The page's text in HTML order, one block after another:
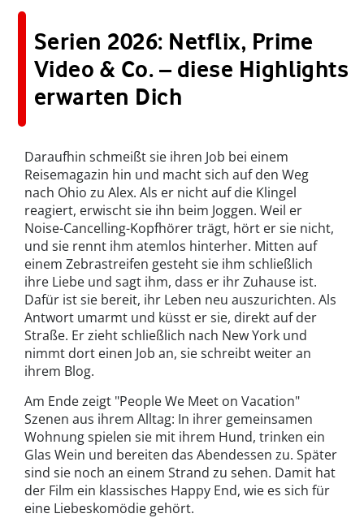
Serien 2026: Netflix, Prime
Video & Co. – diese Highlights
erwarten Dich
Daraufhin schmeißt sie ihren Job bei einem
Reisemagazin hin und macht sich auf den Weg
nach Ohio zu Alex. Als er nicht auf die Klingel
reagiert, erwischt sie ihn beim Joggen. Weil er
Noise-Cancelling-Kopfhörer trägt, hört er sie nicht,
und sie rennt ihm atemlos hinterher. Mitten auf
einem Zebrastreifen gesteht sie ihm schließlich
ihre Liebe und sagt ihm, dass er ihr Zuhause ist.
Dafür ist sie bereit, ihr Leben neu auszurichten. Als
Antwort umarmt und küsst er sie, direkt auf der
Straße. Er zieht schließlich nach New York und
nimmt dort einen Job an, sie schreibt weiter an
ihrem Blog.
Am Ende zeigt "People We Meet on Vacation"
Szenen aus ihrem Alltag: In ihrer gemeinsamen
Wohnung spielen sie mit ihrem Hund, trinken ein
Glas Wein und bereiten das Abendessen zu. Später
sind sie noch an einem Strand zu sehen. Damit hat
der Film ein klassisches Happy End, wie es sich für
eine Liebeskomödie gehört.